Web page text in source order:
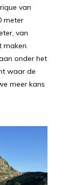
van
meter
van
maken.
onder het
waar de
meer kans